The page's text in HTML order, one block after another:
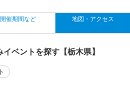
開催期間など 地図・アクセス
ベントを探す【栃木県】